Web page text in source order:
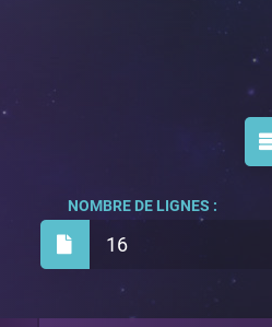
16
NOMBRE DE LIGNES :